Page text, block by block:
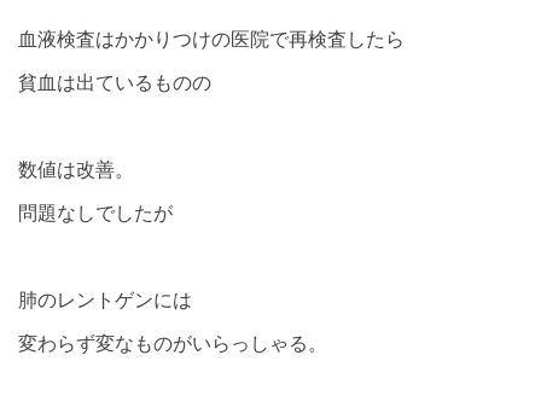
血液検査はかかりつけの医院で再検査したら
貧血は出ているものの
数値は改善。
問題なしでしたが
肺のレントゲンには
変わらず変なものがいらっしゃる。